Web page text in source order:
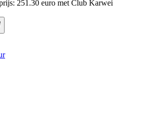
251.30 euro met Club Karwei